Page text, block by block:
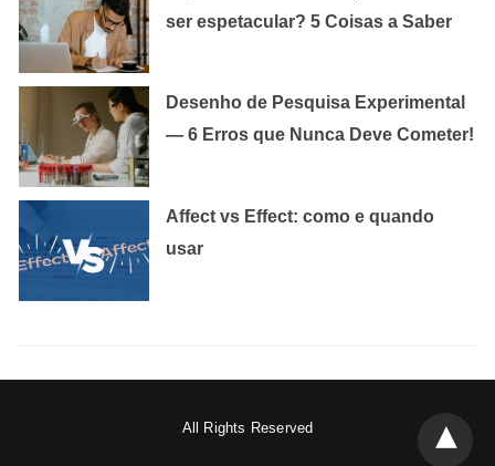
ser espetacular? 5 Coisas a Saber
Desenho de Pesquisa Experimental
— 6 Erros que Nunca Deve Cometer!
Affect vs Effect: como e quando
usar
All Rights Reserved